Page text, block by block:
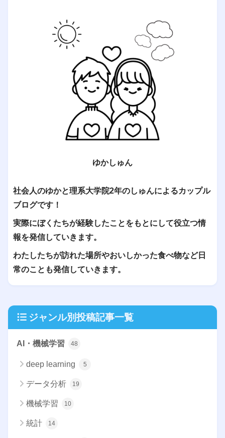
ゆかしゅん
社会人のゆかと理系大学院2年のしゅんによるカップル
ブログです！
実際にぼくたちが経験したことをもとにして役立つ情
報を発信していきます。
わたしたちが訪れた場所やおいしかった食べ物など日
常のことも発信していきます。
ジャンル別投稿記事一覧
AI・機械学習 48
deep learning 5
データ分析 19
機械学習 10
統計 14